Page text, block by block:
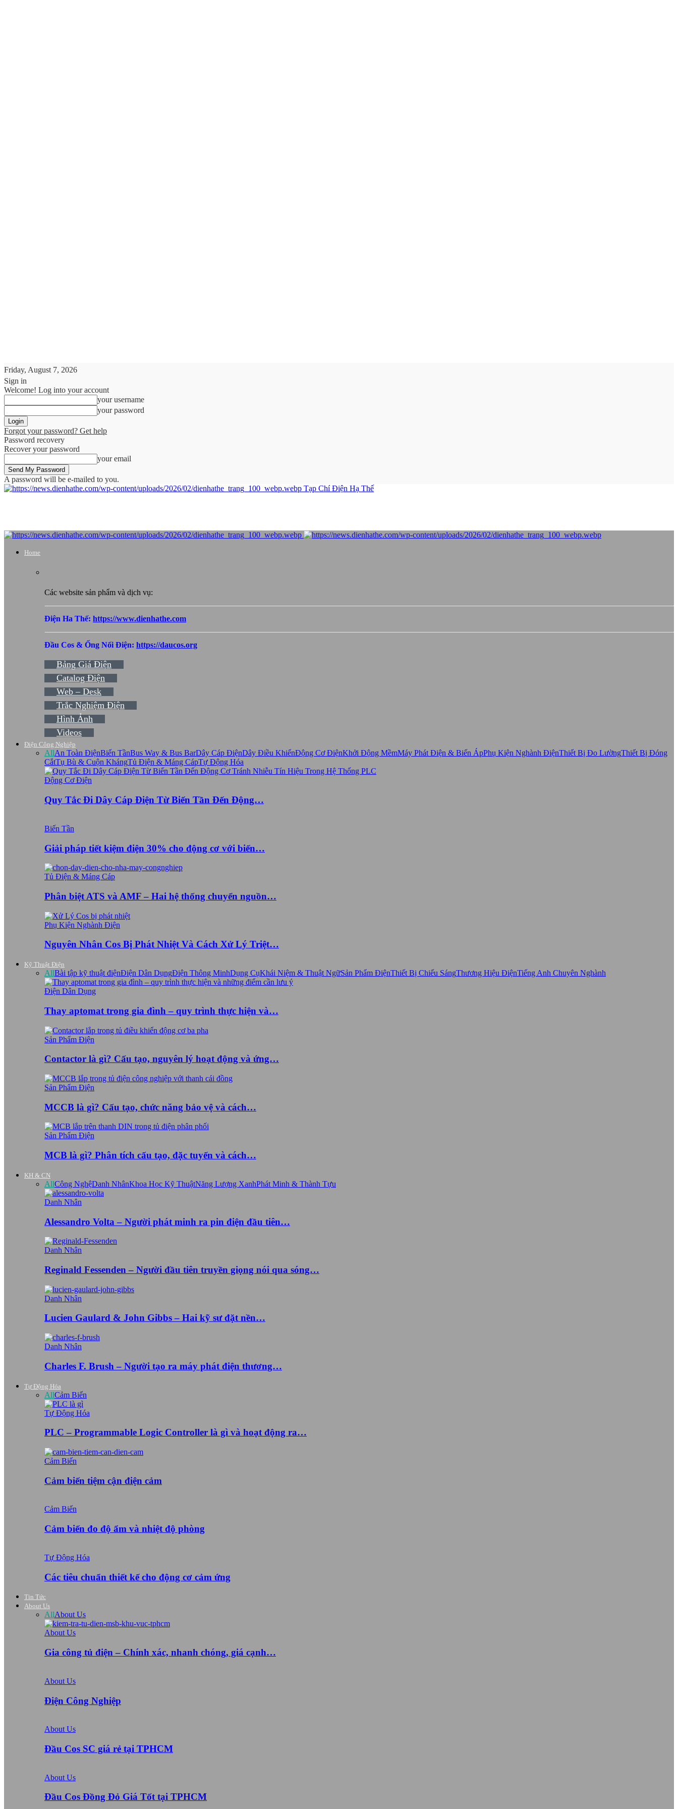
Friday, August 7, 2026
Sign in
Welcome! Log into your account
your username
your password
Forgot your password? Get help
Password recovery
Recover your password
your email
A password will be e-mailed to you.
Tạp Chí Điện Hạ Thế
Home
Các website sản phẩm và dịch vụ:
Điện Ha Thế: https://www.dienhathe.com
Đầu Cos & Ống Nối Điện: https://daucos.org
Bảng Giá Điện
Catalog Điện
Web – Desk
Trắc Nghiệm Điện
Hình Ảnh
Videos
Điện Công Nghiệp
AllAn Toàn ĐiệnBiến TầnBus Way & Bus BarDây Cáp ĐiệnDây Điều KhiểnĐộng Cơ ĐiệnKhởi Động MềmMáy Phát Điện & Biến ÁpPhụ Kiện Nghành ĐiệnThiết Bị Đo LườngThiết Bị Đóng
CắtTụ Bù & Cuộn KhángTủ Điện & Máng CápTự Động Hóa
Động Cơ Điện
Quy Tắc Đi Dây Cáp Điện Từ Biến Tần Đến Động…
Biến Tần
Giải pháp tiết kiệm điện 30% cho động cơ với biến…
Tủ Điện & Máng Cáp
Phân biệt ATS và AMF – Hai hệ thống chuyển nguồn…
Phụ Kiện Nghành Điện
Nguyên Nhân Cos Bị Phát Nhiệt Và Cách Xử Lý Triệt…
Kỹ Thuật Điện
AllBài tập kỹ thuật điệnĐiện Dân DụngĐiện Thông MinhDụng CụKhái Niệm & Thuật NgữSản Phẩm ĐiệnThiết Bị Chiếu SángThương Hiệu ĐiệnTiếng Anh Chuyên Nghành
Điện Dân Dụng
Thay aptomat trong gia đình – quy trình thực hiện và…
Sản Phẩm Điện
Contactor là gì? Cấu tạo, nguyên lý hoạt động và ứng…
Sản Phẩm Điện
MCCB là gì? Cấu tạo, chức năng bảo vệ và cách…
Sản Phẩm Điện
MCB là gì? Phân tích cấu tạo, đặc tuyến và cách…
KH & CN
AllCông NghệDanh NhânKhoa Học Kỹ ThuậtNăng Lượng XanhPhát Minh & Thành Tựu
Danh Nhân
Alessandro Volta – Người phát minh ra pin điện đầu tiên…
Danh Nhân
Reginald Fessenden – Người đầu tiên truyền giọng nói qua sóng…
Danh Nhân
Lucien Gaulard & John Gibbs – Hai kỹ sư đặt nền…
Danh Nhân
Charles F. Brush – Người tạo ra máy phát điện thương…
Tự Động Hóa
AllCảm Biến
Tự Động Hóa
PLC – Programmable Logic Controller là gì và hoạt động ra…
Cảm Biến
Cảm biến tiệm cận điện cảm
Cảm Biến
Cảm biến đo độ ẩm và nhiệt độ phòng
Tự Động Hóa
Các tiêu chuẩn thiết kế cho động cơ cảm ứng
Tin Tức
About Us
AllAbout Us
About Us
Gia công tủ điện – Chính xác, nhanh chóng, giá cạnh…
About Us
Điện Công Nghiệp
About Us
Đầu Cos SC giá rẻ tại TPHCM
About Us
Đầu Cos Đồng Đỏ Giá Tốt tại TPHCM